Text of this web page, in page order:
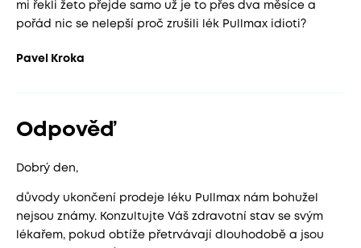
mi řekli žeto přejde samo už je to přes dva měsíce a
pořád nic se nelepší proč zrušili lék Pullmax idioti?
Pavel Kroka
Odpověď
Dobrý den,
důvody ukončení prodeje léku Pullmax nám bohužel
nejsou známy. Konzultujte Váš zdravotní stav se svým
lékařem, pokud obtíže přetrvávají dlouhodobě a jsou